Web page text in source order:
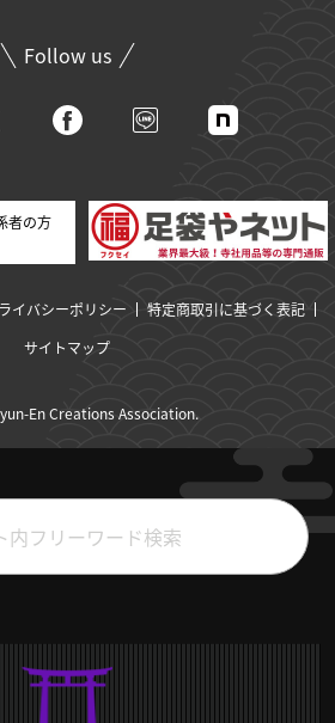
Follow us
者の方
イバシーポリシー
特定商取引に基づく表記
サイトマップ
En Creations Association.